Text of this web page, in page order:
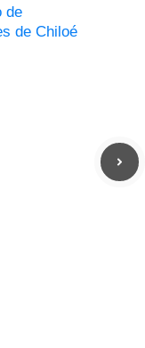
de
de Chiloé